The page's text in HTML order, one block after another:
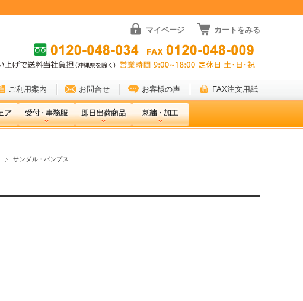
マイページ カートをみる
ご利用案内 お問合せ お客様の声 FAX注文用紙
サンダル・パンプス